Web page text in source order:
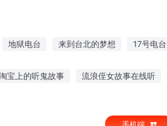
地狱电台 来到台北的梦想 17号电台
宝上的听鬼故事 流浪侄女故事在线听